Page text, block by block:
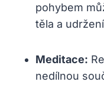
pohybem
těla a
Meditace:
nedílnou